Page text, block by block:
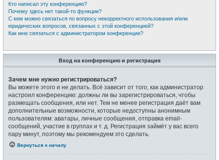
Кто написал эту конференцию?
Почему здесь нет такой-то функции?
С кем можно связаться по вопросу некорректного использования и/или
юридических вопросов, связанных с этой конференцией?
Как мне связаться с администратором конференции?
Вход на конференцию и регистрация
Зачем мне нужно регистрироваться?
Вы можете этого и не делать. Всё зависит от того, как администратор
настроил конференцию: должны ли вы зарегистрироваться, чтобы
размещать сообщения, или нет. Тем не менее регистрация даёт вам
дополнительные возможности, которые недоступны анонимным
пользователям: аватары, личные сообщения, отправка email-
сообщений, участие в группах и т. д. Регистрация займёт у вас всего
пару минут, поэтому мы рекомендуем это сделать.
Вернуться к началу